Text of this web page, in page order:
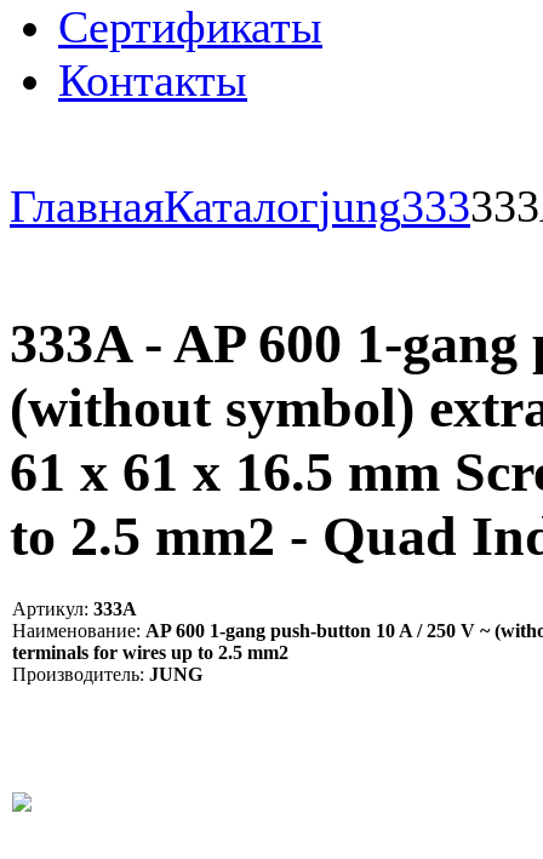
Сертификаты
Контакты
ГлавнаяКаталогjung333
333A - AP 600 1-
(without symbol)
61 x 61 x 16.5 mm
to 2.5 mm2 - Quad
Артикул: 333A
Наименование: AP 600 1-gang push-button 10 A / 250 V ~
terminals for wires up to 2.5 mm2
Производитель: JUNG